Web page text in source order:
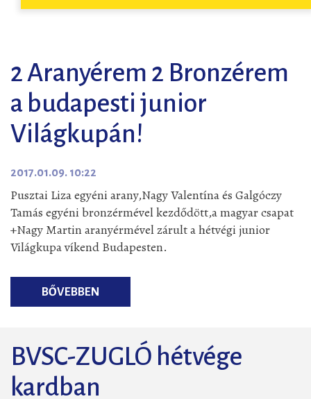
2 Aranyérem 2 Bronzérem
a budapesti junior
Világkupán!
2017.01.09. 10:22
Pusztai Liza egyéni arany,Nagy Valentína és Galgóczy
Tamás egyéni bronzérmével kezdődött,a magyar csapat
+Nagy Martin aranyérmével zárult a hétvégi junior
Világkupa víkend Budapesten.
BŐVEBBEN
BVSC-ZUGLÓ hétvége
kardban